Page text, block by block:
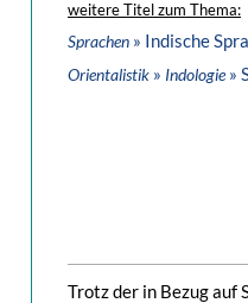
weitere Titel zum Thema:
Sprachen » Indische
Orientalistik » Indologie»
Trotz der in Bezug auf